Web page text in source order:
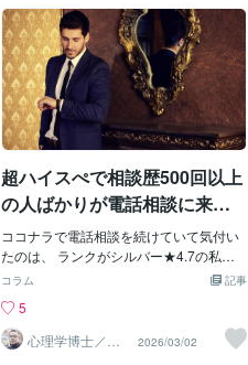
で、自分の内面や本質に気づくことがで
きるかもしれません。シルバーに関する
伝説は、さまざまな文化や時代で語られ
てきました。例えば、以下のようなもの
があります。 ・ ギリシャ神話では、シ
ルバーは月の女神アルテミスの象徴とさ
れていました。アルテミスは狩りや自然
を司る女神で、シルバーの弓矢を持って
いました。また、シルバーは水星の象徴
でもあり、水星は知恵と商
は 『三ヶ月ルール』が あった為。
『Ｂ ブロンズ』にランクアップした後
は 直近三ヶ月の販売実績が ランク継続の
「カギ」に なります。 『Ｒ レギュラ
ー』は研修期間扱いですが、 一度『Ｂ
ブロンズ』に昇格しちゃうと 販売実績が
圧し掛かって来ます。 そういう意味では
『Ｂ ブロンズ』が 最低ランクで 此処
から落ちる事は 無いです。 私は「販売
実績」が １２件で 飛び級で『Ｓ シル
バー』を頂きました。 ほいでも 実績次第
で ５～６月には 『Ｂ ブロンズ』に転が
り落ちます。 まだ『リピーター』さんに
は出逢っておらず 毎日『待機（たいく
つ）』な時を過ごしています。 夜間には
『広告管理』システムを活用しつつ ココ
ナラ内での「検索エンジン」での 上位表
示を画策していますが、 直近での成果
超ハイスぺで相談歴500回以上
の人ばかりが電話相談に来ま
す
ココナラで電話相談を続けていて気付い
たのは、 ランクがシルバー★4.7の私
に、超ヘビーユーザー※プラチナ出品者に
（全体の0.1％未満）ばかりが電話相談に
来てくれていることです。私の相談実績
はわずか2か月。販売数は23件しかな
記事
コラム
5
心理学博士／元
トヨタ／カウン
2026/03/02